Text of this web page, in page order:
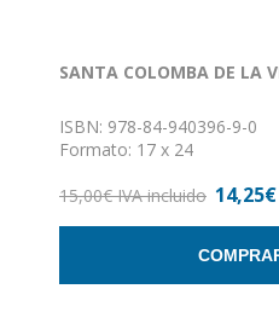
SANTA COLOMBA DE LA
ISBN: 978-84-940396-9-0
Formato: 17 x 24
15,00€ IVA incluido